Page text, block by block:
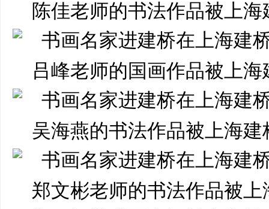
陈佳老师的书法作品被上
吕峰老师的国画作品被上
吴海燕的书法作品被上海建
郑文彬老师的书法作品被